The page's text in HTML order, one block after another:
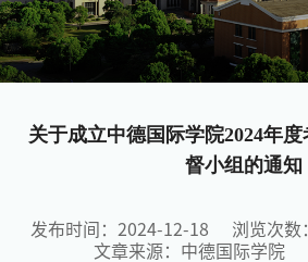
关于成立中德国际学院2024年
督小组的通知
发布时间：2024-12-18 浏览次数
文章来源：中德国际学院